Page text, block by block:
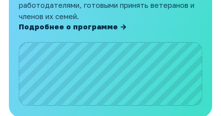
работодателями, готовыми принять ветеранов и
членов их семей.
Подробнее о программе →